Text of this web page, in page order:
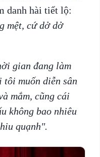
danh hài tiết lộ:
mệt, cứ dở dở
gian đang làm
muốn diễn sân
mắm, cũng cái
không bao nhiêu
quạnh".